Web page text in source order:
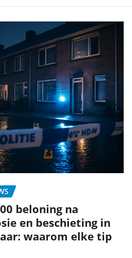
beloning na
en beschieting in
waarom elke tip